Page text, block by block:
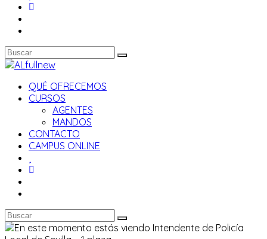
QUÉ OFRECEMOS
CURSOS
AGENTES
MANDOS
CONTACTO
CAMPUS ONLINE